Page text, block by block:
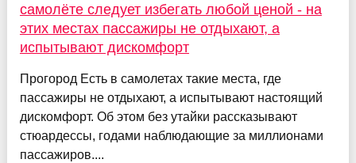
самолёте следует избегать любой ценой - на
этих местах пассажиры не отдыхают, а
испытывают дискомфорт
Прогород Есть в самолетах такие места, где
пассажиры не отдыхают, а испытывают настоящий
дискомфорт. Об этом без утайки рассказывают
стюардессы, годами наблюдающие за миллионами
пассажиров....